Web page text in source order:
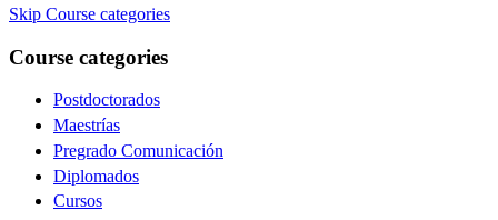
Skip Course categories
Course categories
Postdoctorados
Maestrías
Pregrado Comunicación
Diplomados
Cursos